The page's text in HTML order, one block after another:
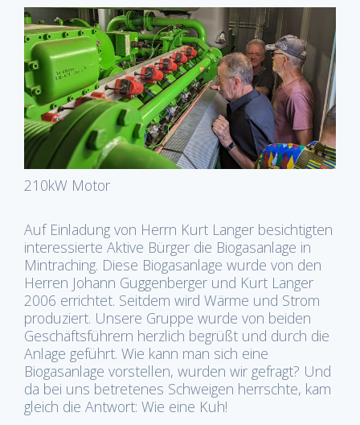
210kW Motor
Auf Einladung von Herrn Kurt Langer besichtigten
interessierte Aktive Bürger die Biogasanlage in
Mintraching. Diese Biogasanlage wurde von den
Herren Johann Guggenberger und Kurt Langer
2006 errichtet. Seitdem wird Wärme und Strom
produziert. Unsere Gruppe wurde von beiden
Geschäftsführern herzlich begrüßt und durch die
Anlage geführt. Wie kann man sich eine
Biogasanlage vorstellen, wurden wir gefragt? Und
da bei uns betretenes Schweigen herrschte, kam
gleich die Antwort: Wie eine Kuh!